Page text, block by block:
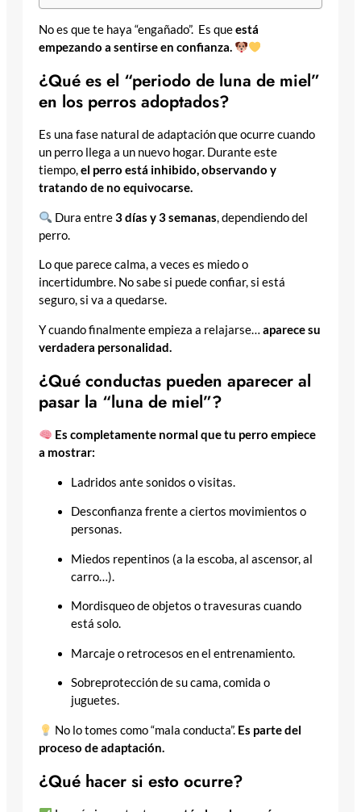
No es que te haya “engañado”. Es queestá
empezando a sentirse en confianza.
¿Qué es el “periodo de luna de miel”
en los perros adoptados?
Es una fase natural de adaptación que ocurre cuando
un perro llega a un nuevo hogar. Durante este
tiempo,el perro está inhibido, observando y
tratando de no equivocarse.
Dura entre3 días y 3 semanas, dependiendo del
perro.
Lo que parece calma, a veces es miedo o
incertidumbre. No sabe si puede confiar, si está
seguro, si va a quedarse.
Y cuando finalmente empieza a relajarse… aparece su
verdadera personalidad.
¿Qué conductas pueden aparecer al
pasar la “luna de miel”?
Es completamente normal que tu perro empiece
a mostrar:
Ladridos ante sonidos o visitas.
Desconfianza frente a ciertos movimientos o
personas.
Miedos repentinos (a la escoba, al ascensor, al
carro…).
Mordisqueo de objetos o travesuras cuando
está solo.
Marcaje o retrocesos en el entrenamiento.
Sobreprotección de su cama, comida o
juguetes.
No lo tomes como “mala conducta”. Es parte del
proceso de adaptación.
¿Qué hacer si esto ocurre?